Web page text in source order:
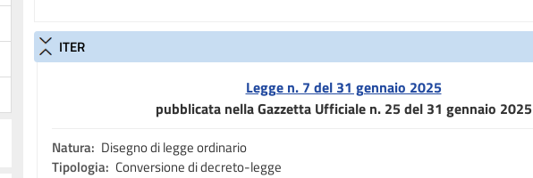
ITER
Legge n. 7 del 31 gennaio 2025
pubblicata nella Gazzetta Ufficiale n. 25 del 31 gennaio 2025
Natura: Disegno di legge ordinario
Tipologia: Conversione di decreto-legge